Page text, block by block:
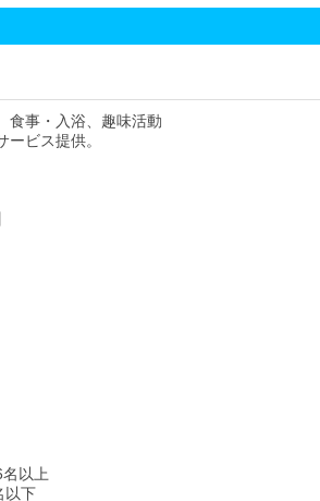
食事・入浴、趣味活動
ービス提供。
以上
以下